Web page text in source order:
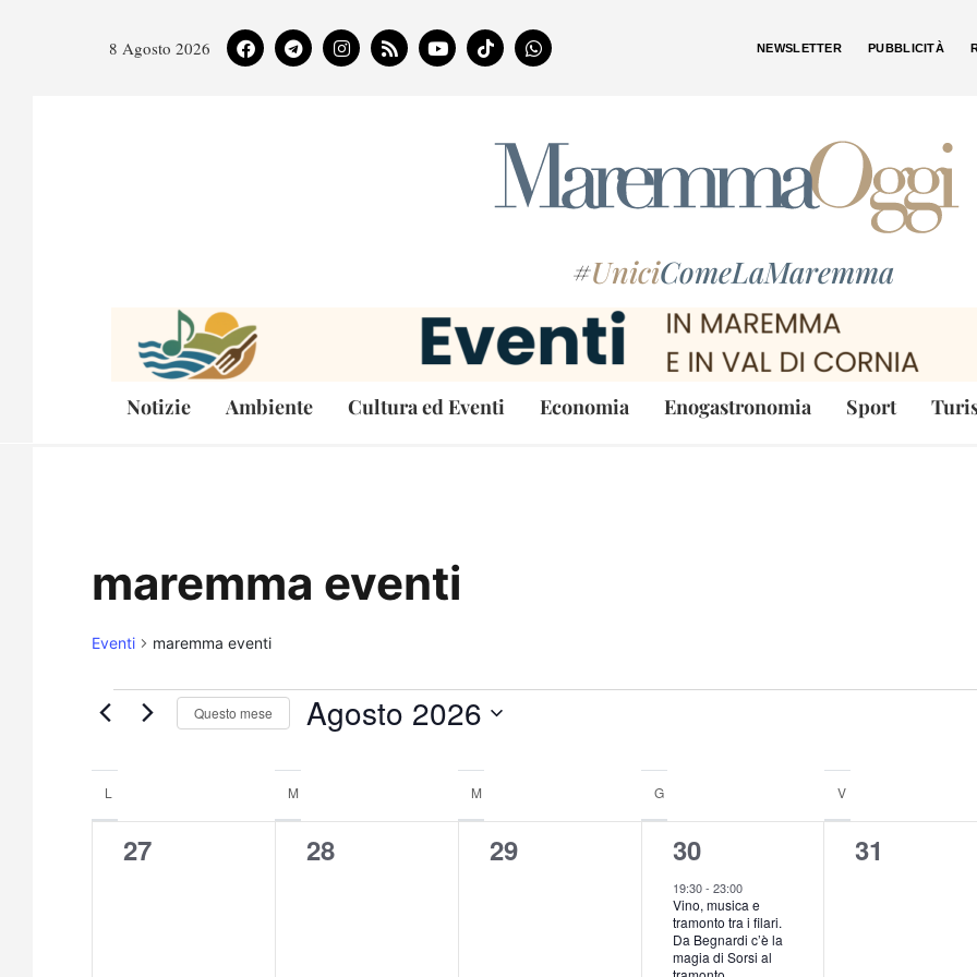
8 Agosto 2026 NEWSLETTER PUBBLICITÀ
#UniciComeLaMaremma
Notizie Ambiente Cultura ed Eventi Economia Enogastronomia Sport
maremma eventi
Eventi maremma eventi
Questo mese Agosto 2026
Calendario
di
Eventi
L M M G V
0
27
0
28
0
29
1
evento,
30
19:30- 23:00
Vino, musica e
tramonto tra i filari.
Da Begnardi c’è la
magia di Sorsi al
0
31